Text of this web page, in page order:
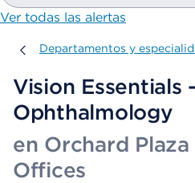
Ver todas las alertas
Departamentos y
Departamentos y
Vision Essentials -
Ophthalmology
en Orchard
Offices